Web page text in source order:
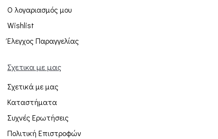
Ο λογαριασμός μου
Wishlist
Έλεγχος Παραγγελίας
Σχετικα με μας
Σχετικά με μας
Καταστήματα
Συχνές Ερωτήσεις
Πολιτική Επιστροφών